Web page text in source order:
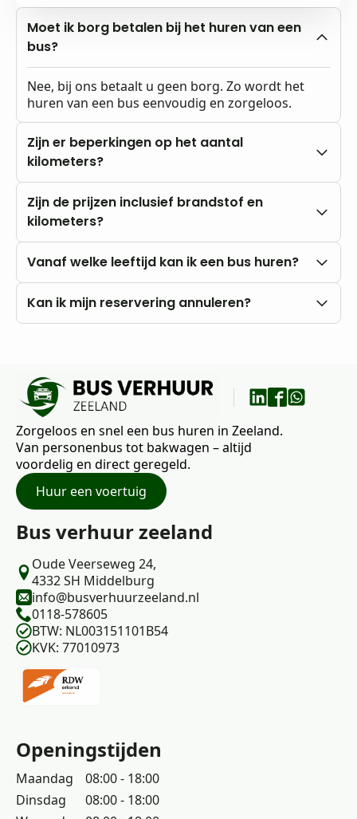
Moet ik borg betalen bij het huren van een
bus?
Nee, bij ons betaalt u geen borg. Zo wordt het
huren van een bus eenvoudig en zorgeloos.
Zijn er beperkingen op het aantal
kilometers?
Nee, u rijdt altijd met onbeperkte kilometers.
Zijn de prijzen inclusief brandstof en
kilometers?
Onze prijzen zijn altijd inclusief btw en
eigen rekening.
Vanaf welke leeftijd kan ik een bus huren?
U kunt al vanaf 18 jaar bij ons huren, mits u in het
Kan ik mijn reservering annuleren?
ons te bespreken.
Zorgeloos en snel een bus huren in Zeeland.
Van personenbus tot bakwagen – altijd
voordelig en direct geregeld.
Huur een voertuig
Bus verhuur zeeland
Oude Veerseweg 24,
4332 SH Middelburg
info@busverhuurzeeland.nl
0118-578605
BTW: NL003151101B54
KVK: 77010973
Openingstijden
Maandag
Dinsdag
08:00 - 18:00
08:00 - 18:00